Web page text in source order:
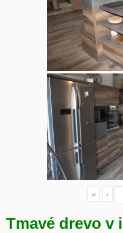
« ‹
Tmavé drevo v